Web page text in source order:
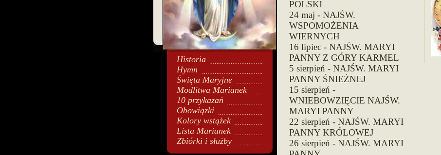
Historia
Hymn
Święta Maryjne
Modlitwa Marianek
10 przykazań
Obowiązki
Kolory wstążek
Lista Marianek
Zbiórki i służby
POLSKI
24 maj - NAJŚW.
WSPOMOŻENIA
WIERNYCH
16 lipiec - NAJŚW. MARYI
PANNY Z GÓRY KARMEL
5 sierpień - NAJŚW. MARYI
PANNY ŚNIEŻNEJ
15 sierpień -
WNIEBOWZIĘCIE NAJŚW.
MARYI PANNY
22 sierpień - NAJŚW. MARYI
PANNY KRÓLOWEJ
26 sierpień - NAJŚW. MARYI